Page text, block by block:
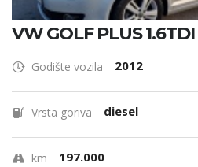
VW GOLF PLUS 1.6TDI
Godište vozila 2012
Vrsta goriva diesel
km 197.000